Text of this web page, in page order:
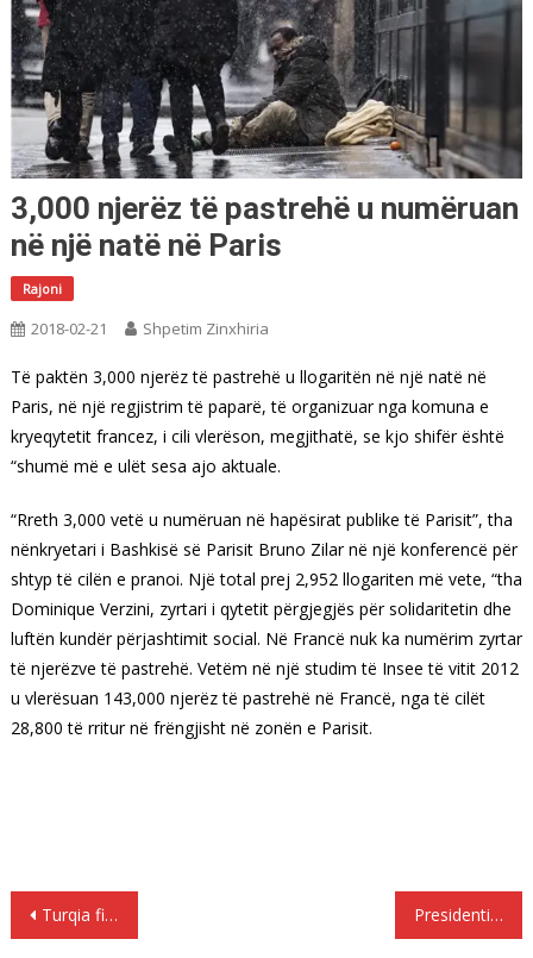
3,000 njerëz të pastrehë u numëruan
në një natë në Paris
Rajoni
2018-02-21 Shpetim Zinxhiria
Të paktën 3,000 njerëz të pastrehë u llogaritën në një natë në
Paris, në një regjistrim të paparë, të organizuar nga komuna e
kryeqytetit francez, i cili vlerëson, megjithatë, se kjo shifër është
“shumë më e ulët sesa ajo aktuale.
“Rreth 3,000 vetë u numëruan në hapësirat publike të Parisit”, tha
nënkryetari i Bashkisë së Parisit Bruno Zilar në një konferencë për
shtyp të cilën e pranoi. Një total prej 2,952 llogariten më vete, “tha
Dominique Verzini, zyrtari i qytetit përgjegjës për solidaritetin dhe
luftën kundër përjashtimit social. Në Francë nuk ka numërim zyrtar
të njerëzve të pastrehë. Vetëm në një studim të Insee të vitit 2012
u vlerësuan 143,000 njerëz të pastrehë në Francë, nga të cilët
28,800 të rritur në frëngjisht në zonën e Parisit.
Lëvizje
Turqia fillon shpimet ne Mesdheun Lindor Presidenti Pavlopoulos : Mesazhe të menjëhershme në Turqi dhe Shkup